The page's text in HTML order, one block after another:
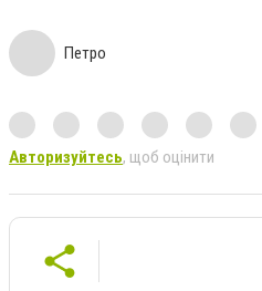
Петро
Авторизуйтесь, щоб оцінити